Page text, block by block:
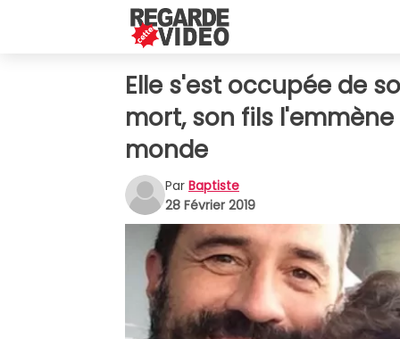
Elle s'est occupée de
mort, son fils
monde
Par Baptiste
28 Février 2019